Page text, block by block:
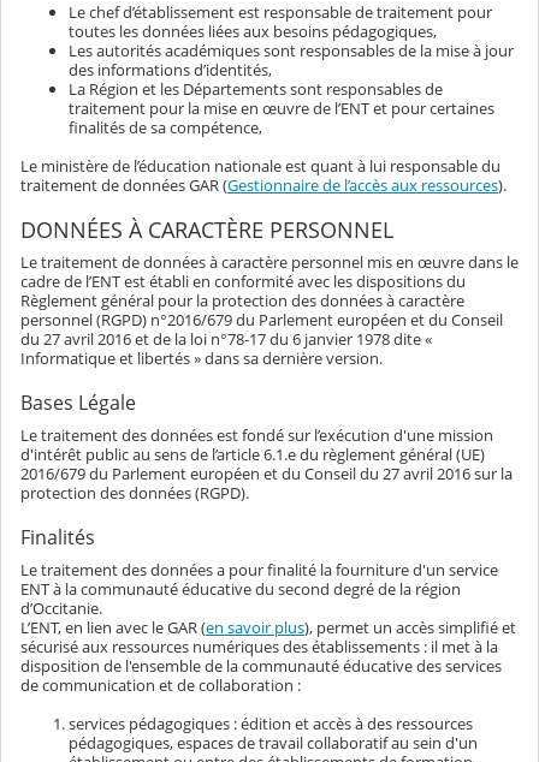
Le chef d’établissement est responsable de traitement pour
toutes les données liées aux besoins pédagogiques,
Les autorités académiques sont responsables de la mise à jour
des informations d’identités,
La Région et les Départements sont responsables de
traitement pour la mise en œuvre de l’ENT et pour certaines
finalités de sa compétence,
Le ministère de l’éducation nationale est quant à lui responsable du
traitement de données GAR (Gestionnaire de l’accès aux ressources).
DONNÉES À CARACTÈRE PERSONNEL
Le traitement de données à caractère personnel mis en œuvre dans le
cadre de l’ENT est établi en conformité avec les dispositions du
Règlement général pour la protection des données à caractère
personnel (RGPD) n°2016/679 du Parlement européen et du Conseil
du 27 avril 2016 et de la loi n°78-17 du 6 janvier 1978 dite «
Informatique et libertés » dans sa dernière version.
Bases Légale
Le traitement des données est fondé sur l’exécution d'une mission
d'intérêt public au sens de l’article 6.1.e du règlement général (UE)
2016/679 du Parlement européen et du Conseil du 27 avril 2016 sur la
protection des données (RGPD).
Finalités
Le traitement des données a pour finalité la fourniture d'un service
ENT à la communauté éducative du second degré de la région
d’Occitanie.
L’ENT, en lien avec le GAR (en savoir plus), permet un accès simplifié et
sécurisé aux ressources numériques des établissements : il met à la
disposition de l'ensemble de la communauté éducative des services
de communication et de collaboration :
services pédagogiques : édition et accès à des ressources
pédagogiques, espaces de travail collaboratif au sein d'un